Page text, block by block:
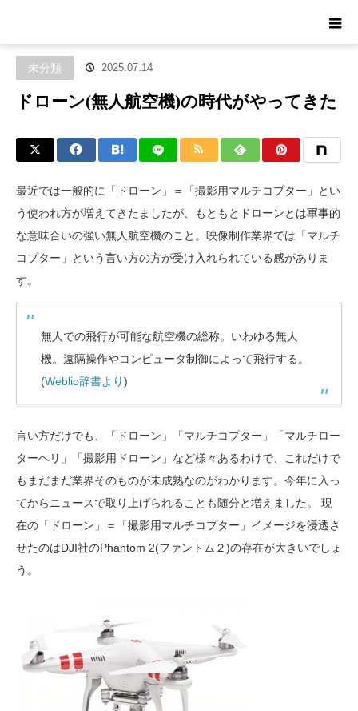
ドローン(無人航空機)の時代がやってきた
未分類 2025.07.14
ドローン(無人航空機)の時代がやってきた
最近では一般的に「ドローン」＝「撮影用マルチコプター」とい
う使われ方が増えてきたましたが、もともとドローンとは軍事的
な意味合いの強い無人航空機のこと。映像制作業界では「マルチ
コプター」という言い方の方が受け入れられている感がありま
す。
無人での飛行が可能な航空機の総称。いわゆる無人
機。遠隔操作やコンピュータ制御によって飛行する。
(Weblio辞書より)
言い方だけでも、「ドローン」「マルチコプター」「マルチロー
ターヘリ」「撮影用ドローン」など様々あるわけで、これだけで
もまだまだ業界そのものが未成熟なのがわかります。今年に入っ
てからニュースで取り上げられることも随分と増えました。 現
在の「ドローン」＝「撮影用マルチコプター」イメージを浸透さ
せたのはDJI社のPhantom 2(ファントム２)の存在が大きいでしょ
う。